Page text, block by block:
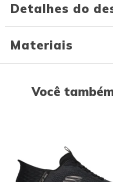
Detalhes do
Materiais
Você